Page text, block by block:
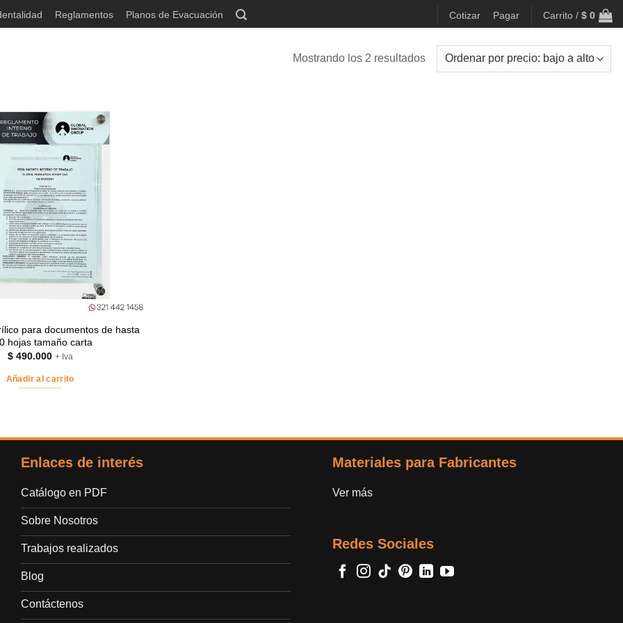
Reglamentos Planos de Evacuación Cotizar Pagar Carrito / $ 0
Mostrando los 2 resultadosOrdenado
por
para documentos de hasta
hojas tamaño carta
$490.000 + Iva
Añadir al carrito
Enlaces de interés
Catálogo en PDF
Sobre Nosotros
Trabajos realizados
Blog
Contáctenos
Materiales para Fabricantes
Ver más
Redes Sociales